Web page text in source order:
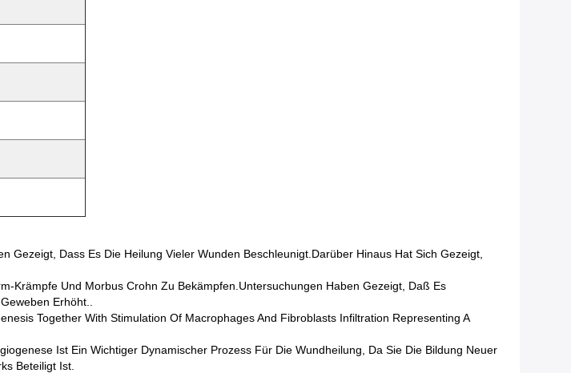
Gezeigt, Dass Es Die Heilung Vieler Wunden Beschleunigt.Darüber Hinaus Hat Sich Gezeigt,
Krämpfe Und Morbus Crohn Zu Bekämpfen.Untersuchungen Haben Gezeigt, Daß Es
Erhöht..
Together With Stimulation Of Macrophages And Fibroblasts Infiltration Representing A
Ist Ein Wichtiger Dynamischer Prozess Für Die Wundheilung, Da Sie Die Bildung Neuer
Beteiligt Ist.